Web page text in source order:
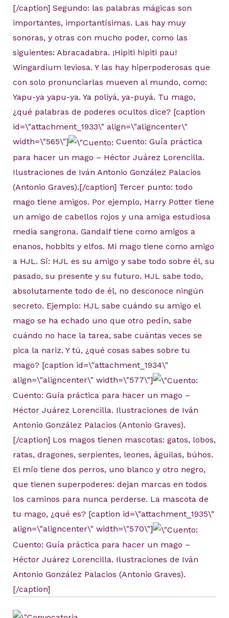
[/caption] Segundo: las palabras mágicas son
importantes, importantísimas. Las hay muy
sonoras, y otras con mucho poder, como las
siguientes: Abracadabra. ¡Hipiti hipiti pau!
Wingardium leviosa. Y las hay hiperpoderosas que
con solo pronunciarlas mueven al mundo, como:
Yapu-ya yapu-ya. Ya poliyá, ya-puyá. Tu mago,
¿qué palabras de poderes ocultos dice? [caption
id=\"attachment_1933\" align=\"aligncenter\"
width=\"565\"]
Cuento: Guía práctica
para hacer un mago – Héctor Juárez Lorencilla.
Ilustraciones de Iván Antonio González Palacios
(Antonio Graves).[/caption] Tercer punto: todo
mago tiene amigos. Por ejemplo, Harry Potter tiene
un amigo de cabellos rojos y una amiga estudiosa
media sangrona. Gandalf tiene como amigos a
enanos, hobbits y elfos. Mi mago tiene como amigo
a HJL. Sí: HJL es su amigo y sabe todo sobre él, su
pasado, su presente y su futuro. HJL sabe todo,
absolutamente todo de él, no desconoce ningún
secreto. Ejemplo: HJL sabe cuándo su amigo el
mago se ha echado uno que otro pedín, sabe
cuándo no hace la tarea, sabe cuántas veces se
pica la nariz. Y tú, ¿qué cosas sabes sobre tu
mago? [caption id=\"attachment_1934\"
align=\"aligncenter\" width=\"577\"]
Cuento: Guía práctica para hacer un mago –
Héctor Juárez Lorencilla. Ilustraciones de Iván
Antonio González Palacios (Antonio Graves).
[/caption] Los magos tienen mascotas: gatos, lobos,
ratas, dragones, serpientes, leones, águilas, búhos.
El mío tiene dos perros, uno blanco y otro negro,
que tienen superpoderes: dejan marcas en todos
los caminos para nunca perderse. La mascota de
tu mago, ¿qué es? [caption id=\"attachment_1935\"
align=\"aligncenter\" width=\"570\"]
Cuento: Guía práctica para hacer un mago –
Héctor Juárez Lorencilla. Ilustraciones de Iván
Antonio González Palacios (Antonio Graves).
[/caption]